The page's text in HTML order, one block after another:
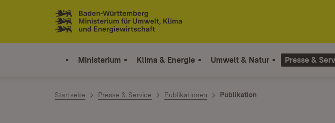
Zum Inhalt springen
Link zur Startseite
Ministerium Klima & Energie Umwelt & Natur Presse &
Startseite Presse & Service Publikationen Publikation